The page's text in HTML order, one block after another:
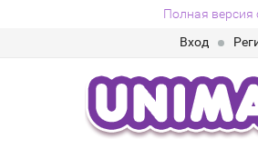
Полная версия
Вход